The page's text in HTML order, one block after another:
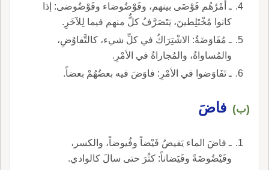
ـ أمْرُهُم فَوْضَى بينهم، وفَوْضُوضاء وفَوْضُوضى: إذا
كانوا مُخْتَلِطينَ، يَتَصَرَّفُ كلٌّ منهم فيما لِلآخَرِ.
ـ مُفَاوَضَةُ: الاشْتِرَاكُ في كلِّ شيء، كالتَّفاوُضِ،
والمُساواةُ، والمُجاراةُ في الأمْرِ.
ـ تَفَاوَضوا في الأمْرِ: فاوَضَ فيه بعضُهُمْ بعضاً.
(ب) فاضَ
ـ فاضَ الماء يَفيضُ فَيْضاً وفُيوضاً، والكسر،
وفَيْضُوضَةً وفَيَضاناً: كثُرَ حتى سالَ كالوادي.